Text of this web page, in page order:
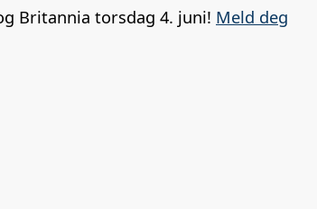
e
k
o
Britannia torsdag 4. juni! Meld deg